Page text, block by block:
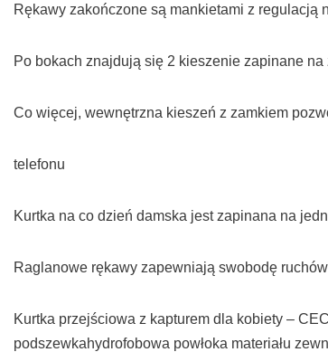
Rękawy zakończone są mankietami z regulacją
Po bokach znajdują się 2 kieszenie zapinane na
Co więcej, wewnętrzna kieszeń z zamkiem
telefonu
Kurtka na co dzień damska jest zapinana na
Raglanowe rękawy zapewniają swobodę ruchów
Kurtka przejściowa z kapturem dla kobiety –
podszewkahydrofobowa powłoka materiału